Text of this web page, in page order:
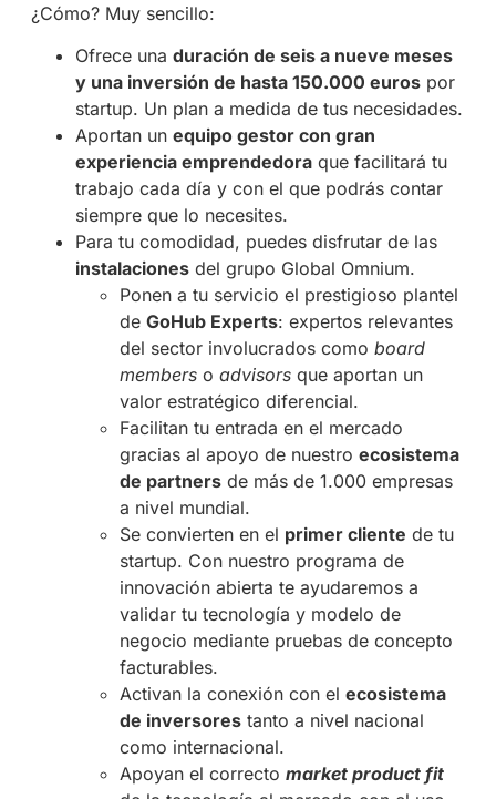
¿Cómo? Muy sencillo:
Ofrece una duración de seis a nueve meses
y una inversión de hasta 150.000 eurospor
startup. Un plan a medida de tus necesidades.
Aportan un equipo gestor con gran
experiencia emprendedoraque facilitará tu
trabajo cada día y con el que podrás contar
siempre que lo necesites.
Para tu comodidad, puedes disfrutar de las
instalacionesdel grupo Global Omnium.
Ponen a tu servicio el prestigioso plantel
de GoHub Experts: expertos relevantes
del sector involucrados como board
memberso advisorsque aportan un
valor estratégico diferencial.
Facilitan tu entrada en el mercado
gracias al apoyo de nuestro ecosistema
de partnersde más de 1.000 empresas
a nivel mundial.
Se convierten en el primer cliente de tu
startup. Con nuestro programa de
innovación abierta te ayudaremos a
validar tu tecnología y modelo de
negocio mediante pruebas de concepto
facturables.
Activan la conexión con el ecosistema
de inversorestanto a nivel nacional
como internacional.
Apoyan el correcto market product fit